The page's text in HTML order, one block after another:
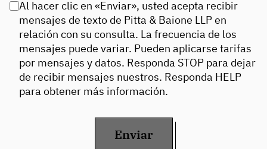
Al hacer clic en «Enviar», usted acepta recibir
mensajes de texto de Pitta & Baione LLP en
relación con su consulta. La frecuencia de los
mensajes puede variar. Pueden aplicarse tarifas
por mensajes y datos. Responda STOP para dejar
de recibir mensajes nuestros. Responda HELP
para obtener más información.
Enviar